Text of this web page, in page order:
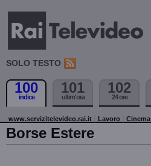
SOLO TESTO
100
indice
101
ultim'ora
102
24 ore
www.servizitelevideo.rai.it Lavoro Cinema
Borse Estere